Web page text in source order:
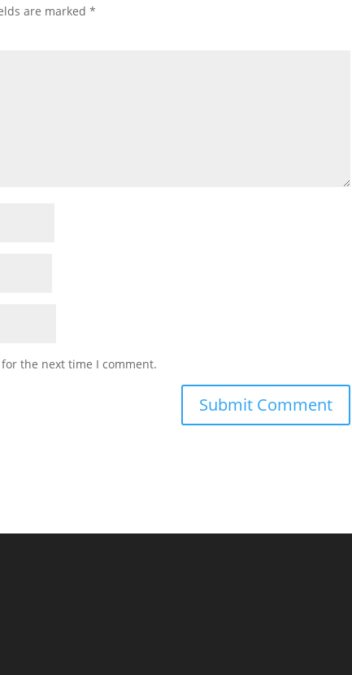
are marked*
the next time I comment.